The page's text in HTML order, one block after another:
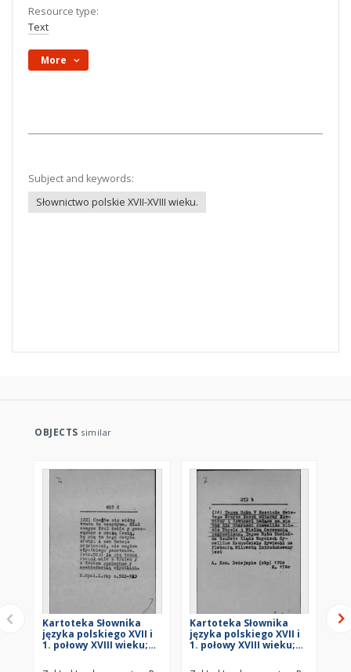
Resource type:
Text
More
Subject and keywords:
Słownictwo polskie XVII-XVIII wieku.
OBJECTS similar
Kartoteka Słownika
języka polskiego XVII i
1. połowy XVIII wieku;
Kartoteka Słownika
języka polskiego XVII i
1. połowy XVIII wieku;